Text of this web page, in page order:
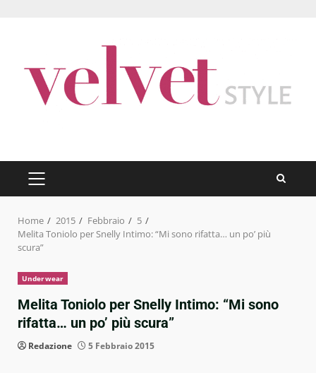
PRIMARY
MENU
Home 2015 Febbraio
5
Melita Toniolo per Snelly Intimo: “Mi sono rifatta… un po’ più
scura”
Underwear
Melita Toniolo per Snelly Intimo: “Mi sono
rifatta… un po’ più scura”
Redazione 5 Febbraio 2015